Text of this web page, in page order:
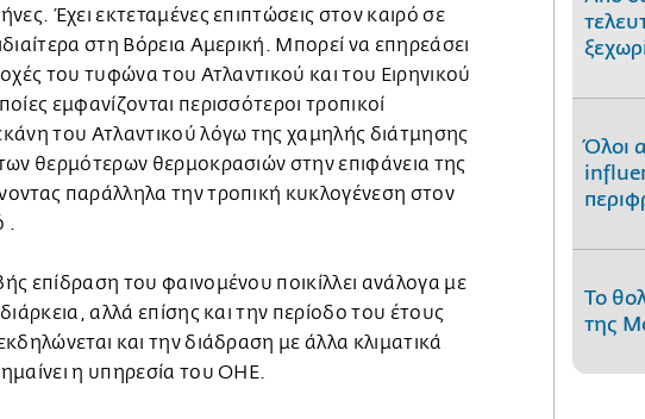
Έχει εκτεταμένες επιπτώσεις στον καιρό σε
στη Βόρεια Αμερική. Μπορεί να επηρεάσει
του τυφώνα του Ατλαντικού και του Ειρηνικού
εμφανίζονται περισσότεροι τροπικοί
του Ατλαντικού λόγω της χαμηλής διάτμησης
θερμότερων θερμοκρασιών στην επιφάνεια της
παράλληλα την τροπική κυκλογένεση στον
επίδραση του φαινομένου ποικίλλει ανάλογα με
αλλά επίσης και την περίοδο του έτους
και την διάδραση με άλλα κλιματικά
η υπηρεσία του ΟΗΕ.
Όλοι
Το
της